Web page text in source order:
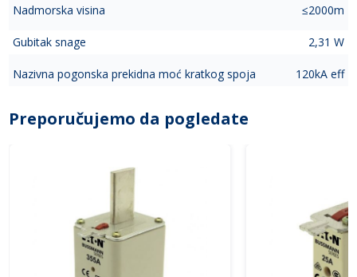
Nadmorska visina ≤2000m
Gubitak snage 2,31 W
Nazivna pogonska prekidna moć kratkog spoja 120kA eff
Preporučujemo da pogledate